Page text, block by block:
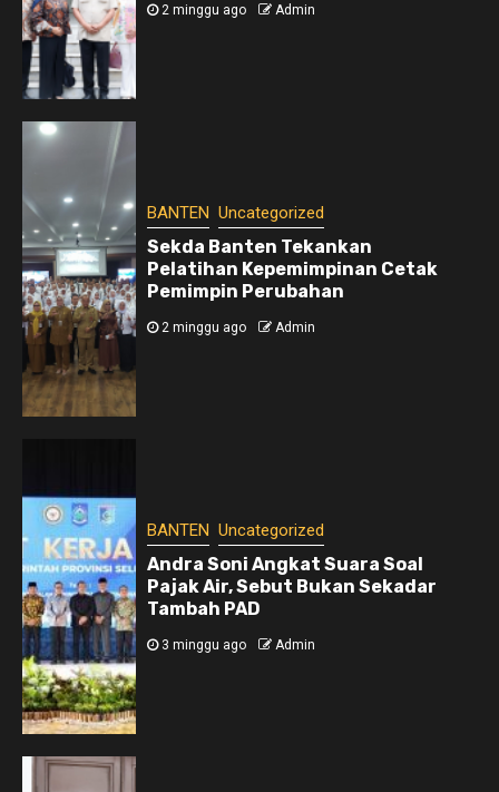
2 minggu ago Admin
BANTEN Uncategorized
Sekda Banten Tekankan
Pelatihan Kepemimpinan Cetak
Pemimpin Perubahan
2 minggu ago Admin
BANTEN Uncategorized
Andra Soni Angkat Suara Soal
Pajak Air, Sebut Bukan Sekadar
Tambah PAD
3 minggu ago Admin